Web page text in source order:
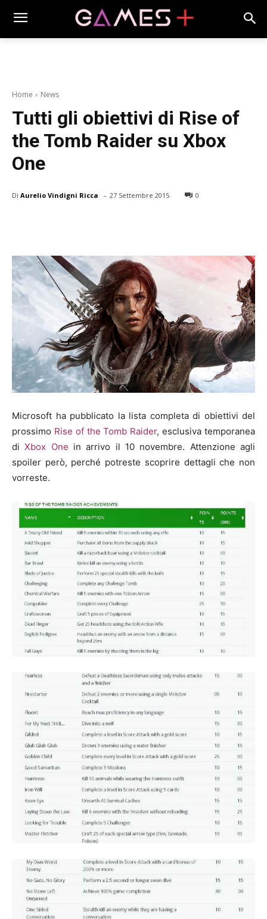
Home News
Tutti gli obiettivi di Rise of
the Tomb Raider su Xbox
One
Di Aurelio Vindigni Ricca - 27 Settembre 2015 0
Microsoft ha pubblicato la lista completa di obiettivi del
prossimo Rise of the Tomb Raider, esclusiva temporanea
diXbox One in arrivo il 10 novembre. Attenzione agli
spoiler però, perché potreste scoprire dettagli che non
vorreste.